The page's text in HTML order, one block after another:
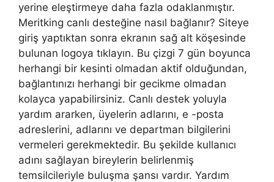
yerine eleştirmeye daha fazla odaklanmıştır.
Meritking canlı desteğine nasıl bağlanır? Siteye
giriş yaptıktan sonra ekranın sağ alt köşesinde
bulunan logoya tıklayın. Bu çizgi 7 gün boyunca
herhangi bir kesinti olmadan aktif olduğundan,
bağlantınızı herhangi bir gecikme olmadan
kolayca yapabilirsiniz. Canlı destek yoluyla
yardım ararken, üyelerin adlarını, e -posta
adreslerini, adlarını ve departman bilgilerini
vermeleri gerekmektedir. Bu şekilde kullanıcı
adını sağlayan bireylerin belirlenmiş
temsilcileriyle buluşma şansı vardır. Yardım